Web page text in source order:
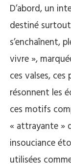
D’abord, un
destiné
s’enchaînent,
vivre »,
ces valses,
résonnent les
ces motifs
« attrayante »
insouciance
utilisées